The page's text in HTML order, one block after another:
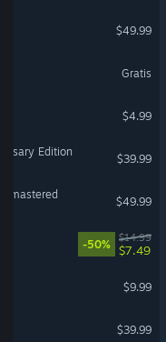
$49.99
Gratis
$4.99
Edition
$39.99
$49.99
-50%
$14.99
$7.49
$9.99
$39.99